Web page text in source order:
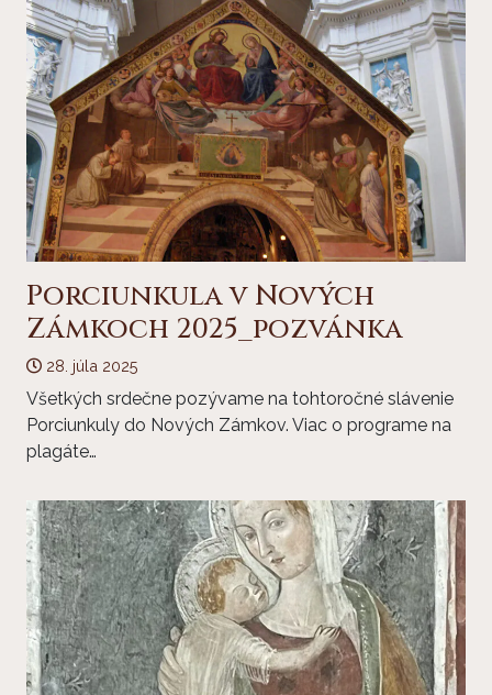
Porciunkula v Nových
Zámkoch 2025_pozvánka
28. júla 2025
Všetkých srdečne pozývame na tohtoročné slávenie
Porciunkuly do Nových Zámkov. Viac o programe na
plagáte…